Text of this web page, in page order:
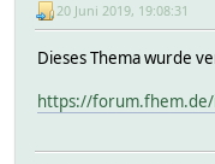
20 Juni 2019, 19:08:31
Dieses Thema wurde
https://forum.fhem.de/